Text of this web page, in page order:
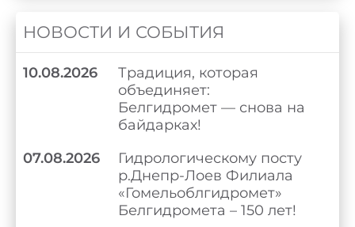
НОВОСТИ И СОБЫТИЯ
10.08.2026
Традиция, которая
объединяет:
Белгидромет — снова на
байдарках!
07.08.2026
Гидрологическому посту
р.Днепр-Лоев Филиала
«Гомельоблгидромет»
Белгидромета – 150 лет!